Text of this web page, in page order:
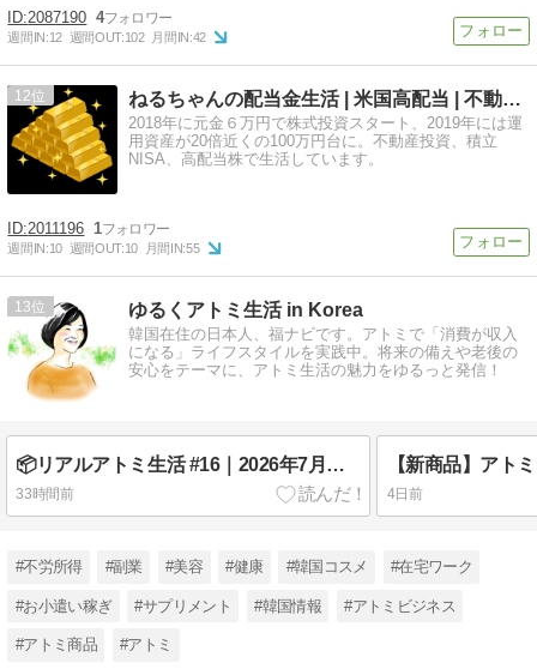
2087190 4
週間IN:12 週間OUT:102 月間IN:42
12 ねるちゃんの配当金生活 | 米国高配当 | 不動産投資
2018年に元金６万円で株式投資スタート、2019年には運
用資産が20倍近くの100万円台に。不動産投資、積立
NISA、高配当株で生活しています。
2011196 1
週間IN:10 週間OUT:10 月間IN:55
13 ゆるくアトミ生活 in Korea
韓国在住の日本人、福ナビです。アトミで「消費が収入
になる」ライフスタイルを実践中。将来の備えや老後の
安心をテーマに、アトミ生活の魅力をゆるっと発信！
📦リアルアトミ生活 #16｜2026年7月の購入記録＆ポイント公開
33時間前
【新商品】アト
4日前
#不労所得 #副業 #美容 #健康 #韓国コスメ #在宅ワーク
#お小遣い稼ぎ #サプリメント #韓国情報 #アトミビジネス
#アトミ商品 #アトミ